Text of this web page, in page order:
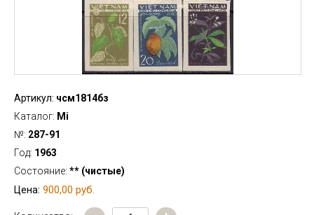
Артикул: чсм1814бз
Каталог: Mi
№: 287-91
Год: 1963
Состояние: ** (чистые)
Цена: 900,00 руб.